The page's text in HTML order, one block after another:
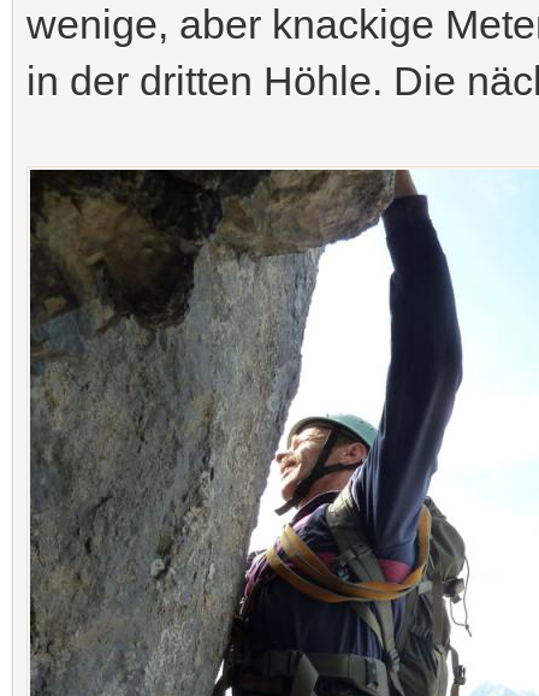
wenige, aber knackige
in der dritten Höhle. Die